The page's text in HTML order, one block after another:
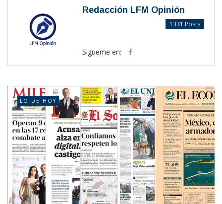
Redacción LFM Opinión
1331 Posts
Sigueme en:
LO DE HOY